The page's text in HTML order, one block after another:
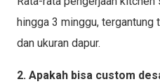
hingga 3 minggu,
dan ukuran dapur.
2. Apakah bisa custom